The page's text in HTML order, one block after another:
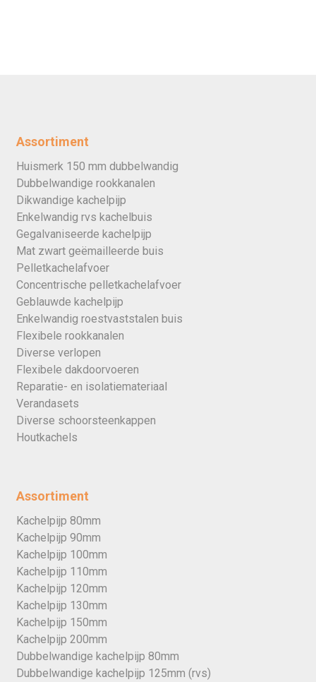
Assortiment
Huismerk 150 mm dubbelwandig
Dubbelwandige rookkanalen
Dikwandige kachelpijp
Enkelwandig rvs kachelbuis
Gegalvaniseerde kachelpijp
Mat zwart geëmailleerde buis
Pelletkachelafvoer
Concentrische pelletkachelafvoer
Geblauwde kachelpijp
Enkelwandig roestvaststalen buis
Flexibele rookkanalen
Diverse verlopen
Flexibele dakdoorvoeren
Reparatie- en isolatiemateriaal
Verandasets
Diverse schoorsteenkappen
Houtkachels
Assortiment
Kachelpijp 80mm
Kachelpijp 90mm
Kachelpijp 100mm
Kachelpijp 110mm
Kachelpijp 120mm
Kachelpijp 130mm
Kachelpijp 150mm
Kachelpijp 200mm
Dubbelwandige kachelpijp 80mm
Dubbelwandige kachelpijp 125mm (rvs)